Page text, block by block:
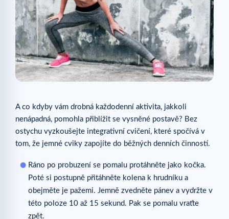
A co kdyby vám drobná každodenní aktivita, jakkoli
nenápadná, pomohla přiblížit se vysněné postavě? Bez
ostychu vyzkoušejte integrativní cvičení, které spočívá v
tom, že jemné cviky zapojíte do běžných denních činností.
Ráno po probuzení se pomalu protáhněte jako kočka.
Poté si postupně přitáhněte kolena k hrudníku a
obejměte je pažemi. Jemně zvedněte pánev a vydržte v
této poloze 10 až 15 sekund. Pak se pomalu vraťte
zpět.